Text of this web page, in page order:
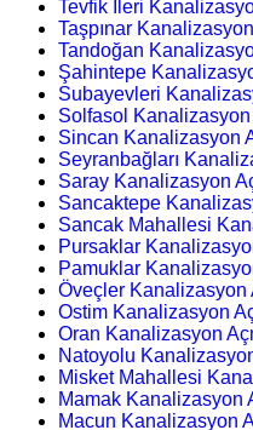
Tevfik İleri
Taşpınar
Tandoğan
Şahintepe
Subayevleri
Solfasol Kanalizasyon
Sincan Kanalizasyon
Seyranbağları
Saray Kanalizasyon
Sancaktepe
Sancak Mahallesi
Pursaklar
Pamuklar
Öveçler Kanalizasyon
Ostim Kanalizasyon
Oran Kanalizasyon
Natoyolu
Misket Mahallesi
Mamak Kanalizasyon
Macun Kanalizasyon